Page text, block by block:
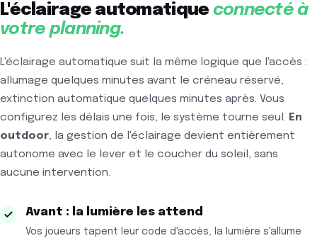
L'éclairage automatique connecté à
votre planning.
L'éclairage automatique suit la même logique que l'accès :
allumage quelques minutes avant le créneau réservé,
extinction automatique quelques minutes après. Vous
configurez les délais une fois, le système tourne seul. En
outdoor, la gestion de l'éclairage devient entièrement
autonome avec le lever et le coucher du soleil, sans
aucune intervention.
Avant : la lumière les attend
Vos joueurs tapent leur code d'accès, la lumière s'allume